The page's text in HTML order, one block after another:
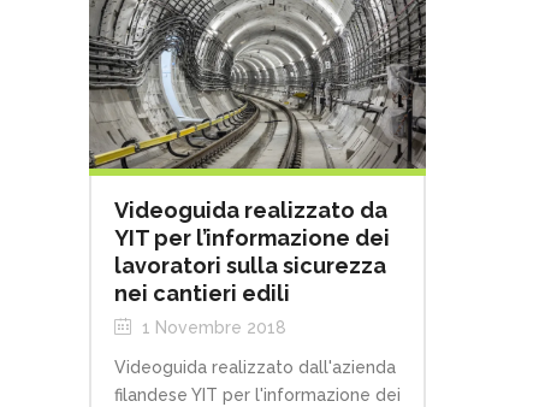
Videoguida realizzato da
YIT per l’informazione dei
lavoratori sulla sicurezza
nei cantieri edili
1 Novembre 2018
Videoguida realizzato dall'azienda
filandese YIT per l'informazione dei